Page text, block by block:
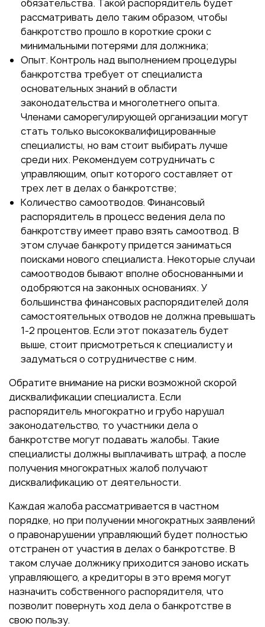
обязательства. Такой распорядитель будет
рассматривать дело таким образом, чтобы
банкротство прошло в короткие сроки с
минимальными потерями для должника;
Опыт. Контроль над выполнением процедуры
банкротства требует от специалиста
основательных знаний в области
законодательства и многолетнего опыта.
Членами саморегулирующей организации могут
стать только высококвалифицированные
специалисты, но вам стоит выбирать лучше
среди них. Рекомендуем сотрудничать с
управляющим, опыт которого составляет от
трех лет в делах о банкротстве;
Количество самоотводов. Финансовый
распорядитель в процесс ведения дела по
банкротству имеет право взять самоотвод. В
этом случае банкроту придется заниматься
поисками нового специалиста. Некоторые случаи
самоотводов бывают вполне обоснованными и
одобряются на законных основаниях. У
большинства финансовых распорядителей доля
самостоятельных отводов не должна превышать
1-2 процентов. Если этот показатель будет
выше, стоит присмотреться к специалисту и
задуматься о сотрудничестве с ним.
Обратите внимание на риски возможной скорой
дисквалификации специалиста. Если
распорядитель многократно и грубо нарушал
законодательство, то участники дела о
банкротстве могут подавать жалобы. Такие
специалисты должны выплачивать штраф, а после
получения многократных жалоб получают
дисквалификацию от деятельности.
Каждая жалоба рассматривается в частном
порядке, но при получении многократных заявлений
о правонарушении управляющий будет полностью
отстранен от участия в делах о банкротстве. В
таком случае должнику приходится заново искать
управляющего, а кредиторы в это время могут
назначить собственного распорядителя, что
позволит повернуть ход дела о банкротстве в
свою пользу.